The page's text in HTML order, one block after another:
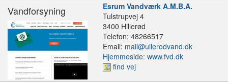
Vandforsyning
Esrum Vandværk A.M.B.A.
Tulstrupvej 4
3400 Hillerød
Telefon: 48266517
Email: mail@ullerodvand.dk
Hjemmeside: www.fvd.dk
find vej